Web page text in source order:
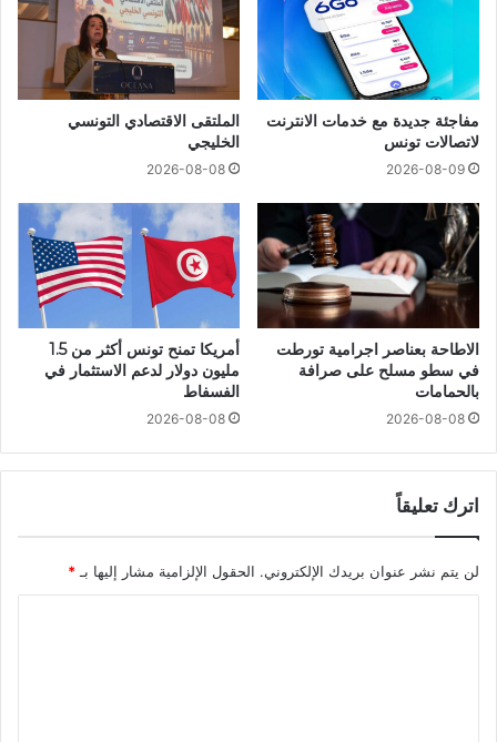
مفاجئة جديدة مع خدمات الانترنت
لاتصالات تونس
2026-08-09
الملتقى الاقتصادي التونسي
الخليجي
2026-08-08
الاطاحة بعناصر اجرامية تورطت
في سطو مسلح على صرافة
بالحمامات
2026-08-08
أمريكا تمنح تونس أكثر من 1.5
مليون دولار لدعم الاستثمار في
الفسفاط
2026-08-08
اترك تعليقاً
لن يتم نشر عنوان بريدك الإلكتروني. الحقول الإلزامية مشار إليها بـ *